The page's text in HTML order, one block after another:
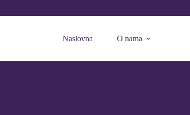
Naslovna
O nama